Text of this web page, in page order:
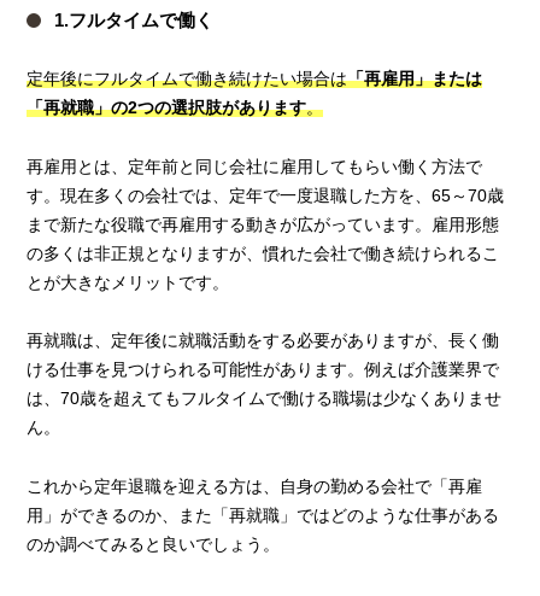
1.フルタイムで働く
定年後にフルタイムで働き続けたい場合は「再雇用」または
「再就職」の2つの選択肢があります。
再雇用とは、定年前と同じ会社に雇用してもらい働く方法で
す。現在多くの会社では、定年で一度退職した方を、65～70歳
まで新たな役職で再雇用する動きが広がっています。雇用形態
の多くは非正規となりますが、慣れた会社で働き続けられるこ
とが大きなメリットです。
再就職は、定年後に就職活動をする必要がありますが、長く働
ける仕事を見つけられる可能性があります。例えば介護業界で
は、70歳を超えてもフルタイムで働ける職場は少なくありませ
ん。
これから定年退職を迎える方は、自身の勤める会社で「再雇
用」ができるのか、また「再就職」ではどのような仕事がある
のか調べてみると良いでしょう。